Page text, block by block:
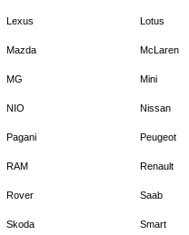
Lexus Lotus
Mazda McLaren
MG Mini
NIO Nissan
Pagani Peugeot
RAM Renault
Rover Saab
Skoda Smart